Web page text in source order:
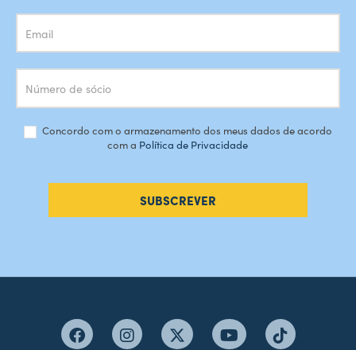
Concordo com o armazenamento dos meus dados de acordo
com a Política de Privacidade
SUBSCREVER